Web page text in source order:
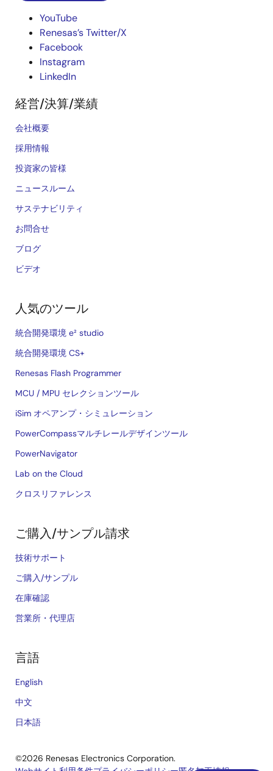
YouTube
Renesas’s Twitter/X
Facebook
Instagram
LinkedIn
経営/決算/業績
会社概要
採用情報
投資家の皆様
ニュースルーム
サステナビリティ
お問合せ
ブログ
ビデオ
人気のツール
統合開発環境 e² studio
統合開発環境 CS+
Renesas Flash Programmer
MCU / MPU セレクションツール
iSim オペアンプ・シミュレーション
PowerCompassマルチレールデザインツール
PowerNavigator
Lab on the Cloud
クロスリファレンス
ご購入/サンプル請求
技術サポート
ご購入/サンプル
在庫確認
営業所・代理店
言語
English
中文
日本語
©2026 Renesas Electronics Corporation.